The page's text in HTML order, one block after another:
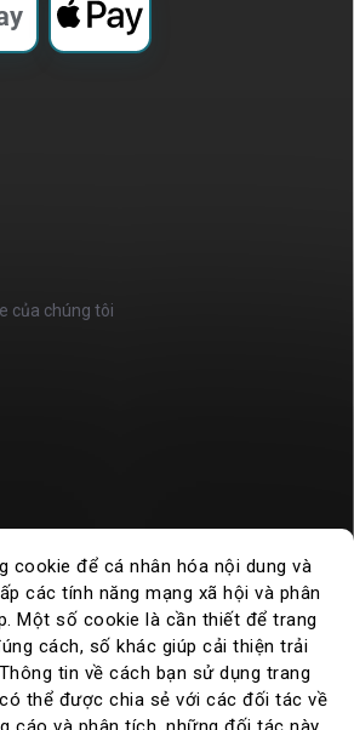
cookie để cá nhân hóa nội dung và
các tính năng mạng xã hội và phân
Một số cookie là cần thiết để trang
cách, số khác giúp cải thiện trải
tin về cách bạn sử dụng trang
thể được chia sẻ với các đối tác về
của chúng tôi
Tìm
kiếm